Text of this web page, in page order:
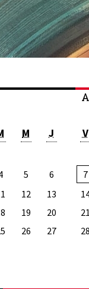
M J V
5 6 7
12 13
19 20 21
26 27 28